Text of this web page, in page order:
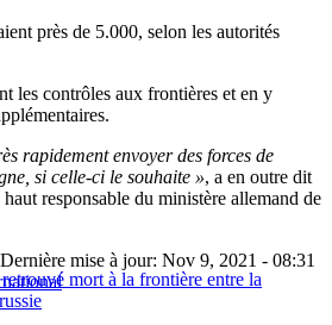
près de 5.000, selon les autorités
les contrôles aux frontières et en y
rapidement envoyer des forces de
si celle-ci le souhaite », a en outre dit
responsable du ministère allemand de
mort à la frontière entre la
Dernière mise à jour: Nov 9, 2021 - 08:31